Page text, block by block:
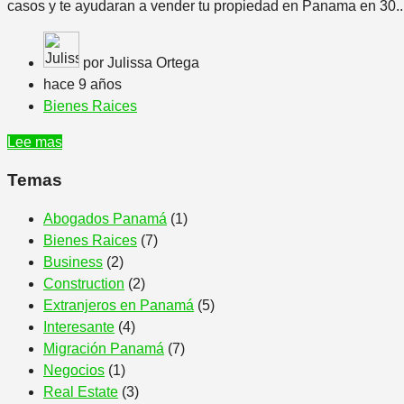
casos y te ayudaran a vender tu propiedad en Panama en
por Julissa Ortega
hace 9 años
Bienes Raices
Lee mas
Temas
Abogados Panamá (1)
Bienes Raices (7)
Business (2)
Construction (2)
Extranjeros en Panamá (5)
Interesante (4)
Migración Panamá (7)
Negocios (1)
Real Estate (3)